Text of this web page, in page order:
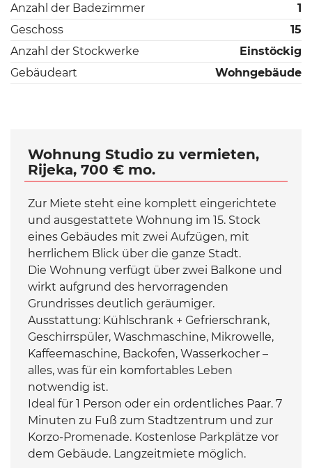
Anzahl der Badezimmer
1
Geschoss
15
Anzahl der Stockwerke
Einstöckig
Gebäudeart
Wohngebäude
Wohnung Studio zu vermieten,
Rijeka, 700 € mo.
Zur Miete steht eine komplett eingerichtete
und ausgestattete Wohnung im 15. Stock
eines Gebäudes mit zwei Aufzügen, mit
herrlichem Blick über die ganze Stadt.
Die Wohnung verfügt über zwei Balkone und
wirkt aufgrund des hervorragenden
Grundrisses deutlich geräumiger.
Ausstattung: Kühlschrank + Gefrierschrank,
Geschirrspüler, Waschmaschine, Mikrowelle,
Kaffeemaschine, Backofen, Wasserkocher –
alles, was für ein komfortables Leben
notwendig ist.
Ideal für 1 Person oder ein ordentliches Paar. 7
Minuten zu Fuß zum Stadtzentrum und zur
Korzo-Promenade. Kostenlose Parkplätze vor
dem Gebäude. Langzeitmiete möglich.